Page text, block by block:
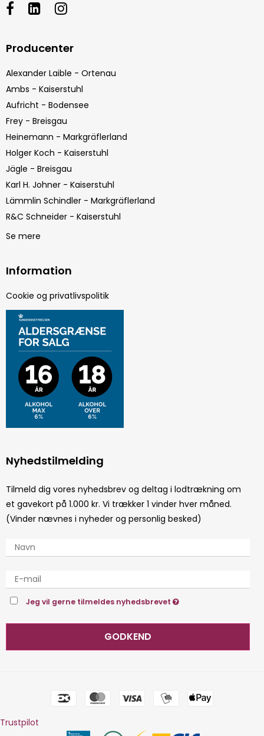
Producenter
Alexander Laible - Ortenau
Ambs - Kaiserstuhl
Aufricht - Bodensee
Frey - Breisgau
Heinemann - Markgräflerland
Holger Koch - Kaiserstuhl
Jägle - Breisgau
Karl H. Johner - Kaiserstuhl
Lämmlin Schindler - Markgräflerland
R&C Schneider - Kaiserstuhl
Se mere
Information
Cookie og privatlivspolitik
Nyhedstilmelding
Tilmeld dig vores nyhedsbrev og deltag i lodtrækning om
et gavekort på 1.000 kr. Vi trækker 1 vinder hver måned.
(Vinder nævnes i nyheder og personlig besked)
Jeg vil gerne tilmeldes nyhedsbrevet
GODKEND
Trustpilot